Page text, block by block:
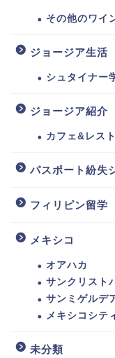
その他のワイ
ジョージア生活
シュタイナー
ジョージア紹介
カフェ&レス
パスポート紛失
フィリピン留学
メキシコ
オアハカ
サンクリスト
サンミゲルデ
メキシコシテ
未分類